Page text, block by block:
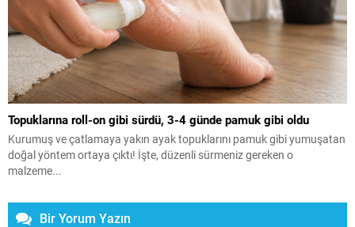
Topuklarına roll-on gibi sürdü, 3-4 günde pamuk gibi oldu
Kurumuş ve çatlamaya yakın ayak topuklarını pamuk gibi yumuşatan
doğal yöntem ortaya çıktı! İşte, düzenli sürmeniz gereken o
malzeme...
Bir Yorum Yazın